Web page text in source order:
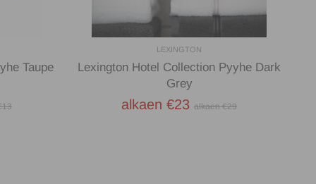
Taupe
LEXINGTON
Lexington Hotel Collection Pyyhe Dark
Grey
alkaen €23 alkaen €29